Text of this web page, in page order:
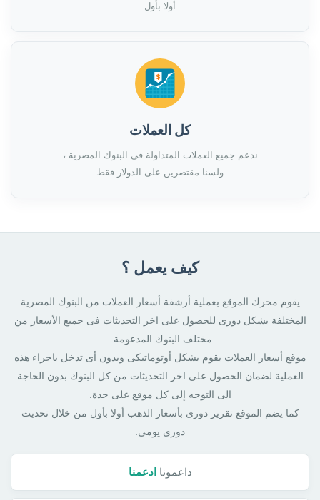
أولا بأول
كل العملات
ندعم جميع العملات المتداولة فى البنوك المصرية ،
ولسنا مقتصرين على الدولار فقط
كيف يعمل ؟
يقوم محرك الموقع بعملية أرشفة أسعار العملات من البنوك المصرية
المختلفة بشكل دورى للحصول على اخر التحديثات فى جميع الأسعار من
مختلف البنوك المدعومة .
موقع أسعار العملات يقوم بشكل أوتوماتيكى وبدون أى تدخل باجراء هذه
العملية لضمان الحصول على اخر التحديثات من كل البنوك بدون الحاجة
الى التوجه إلى كل موقع على حدة.
كما يضم الموقع تقرير دورى بأسعار الذهب أولا بأول من خلال تحديث
دورى يومى.
داعمونا ادعمنا